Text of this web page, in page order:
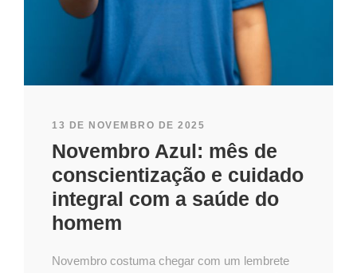
13 DE NOVEMBRO DE 2025
Novembro Azul: mês de
conscientização e cuidado
integral com a saúde do
homem
Novembro costuma chegar com um lembrete